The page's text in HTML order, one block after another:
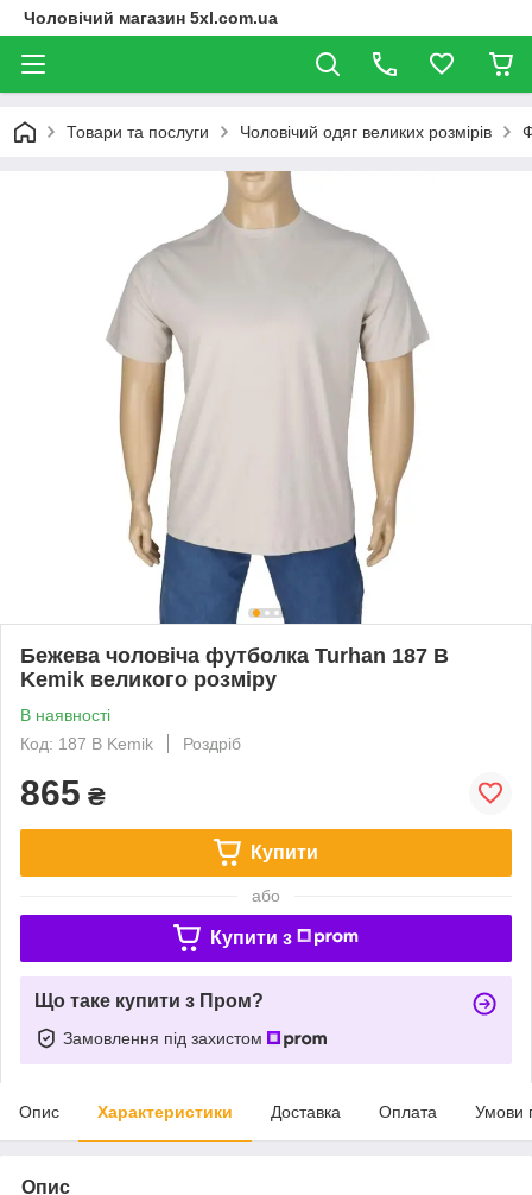
Чоловічий магазин 5xl.com.ua
Товари та послуги Чоловічий одяг великих розмірів
Бежева чоловіча футболка Turhan 187 B
Kemik великого розміру
В наявності
Код: 187 B Kemik
Роздріб
865 ₴
Купити
або
Купити з
Що таке купити з Пром?
Замовлення під захистом
Опис Характеристики Доставка Оплата Умови
Опис